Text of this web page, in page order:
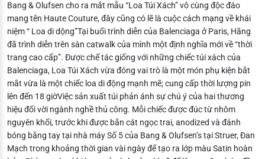
Bang & Olufsen cho ra mắt mẫu “Loa Túi Xách” vô cùng độc đáo
mang tên Haute Couture, đây cũng có lẽ là cuộc cách mạng về khái
niệm “ Loa di dộng”Tại buổi trình diễn của Balenciaga ở Paris, Hãng
đã trình diễn trên sàn catwalk của mình một định nghĩa mới về “thời
trang cao cấp”. Được chế tác giống với những chiếc túi xách của
Balenciaga, Loa Túi Xách vừa đóng vai trò là một món phụ kiện bắt
mắt vừa là một chiếc loa di động mạnh mẽ; cung cấp thời lượng pin
lên đến 18 giờViệc sản xuất túi phản ánh sự chú ý của hai thương
hiệu đối vời ngành nghề thủ công. Mỗi chiếc được đúc từ nhôm
nguyên khối, trước khi được bắn cát ngọc trai, anodized và đánh
bóng bằng tay tại nhà máy Số 5 của Bang & Olufsen’s tại Struer, Đan
Mạch trong khoảng thời gian vài ngày để tạo ra lớp màu Satin hoàn